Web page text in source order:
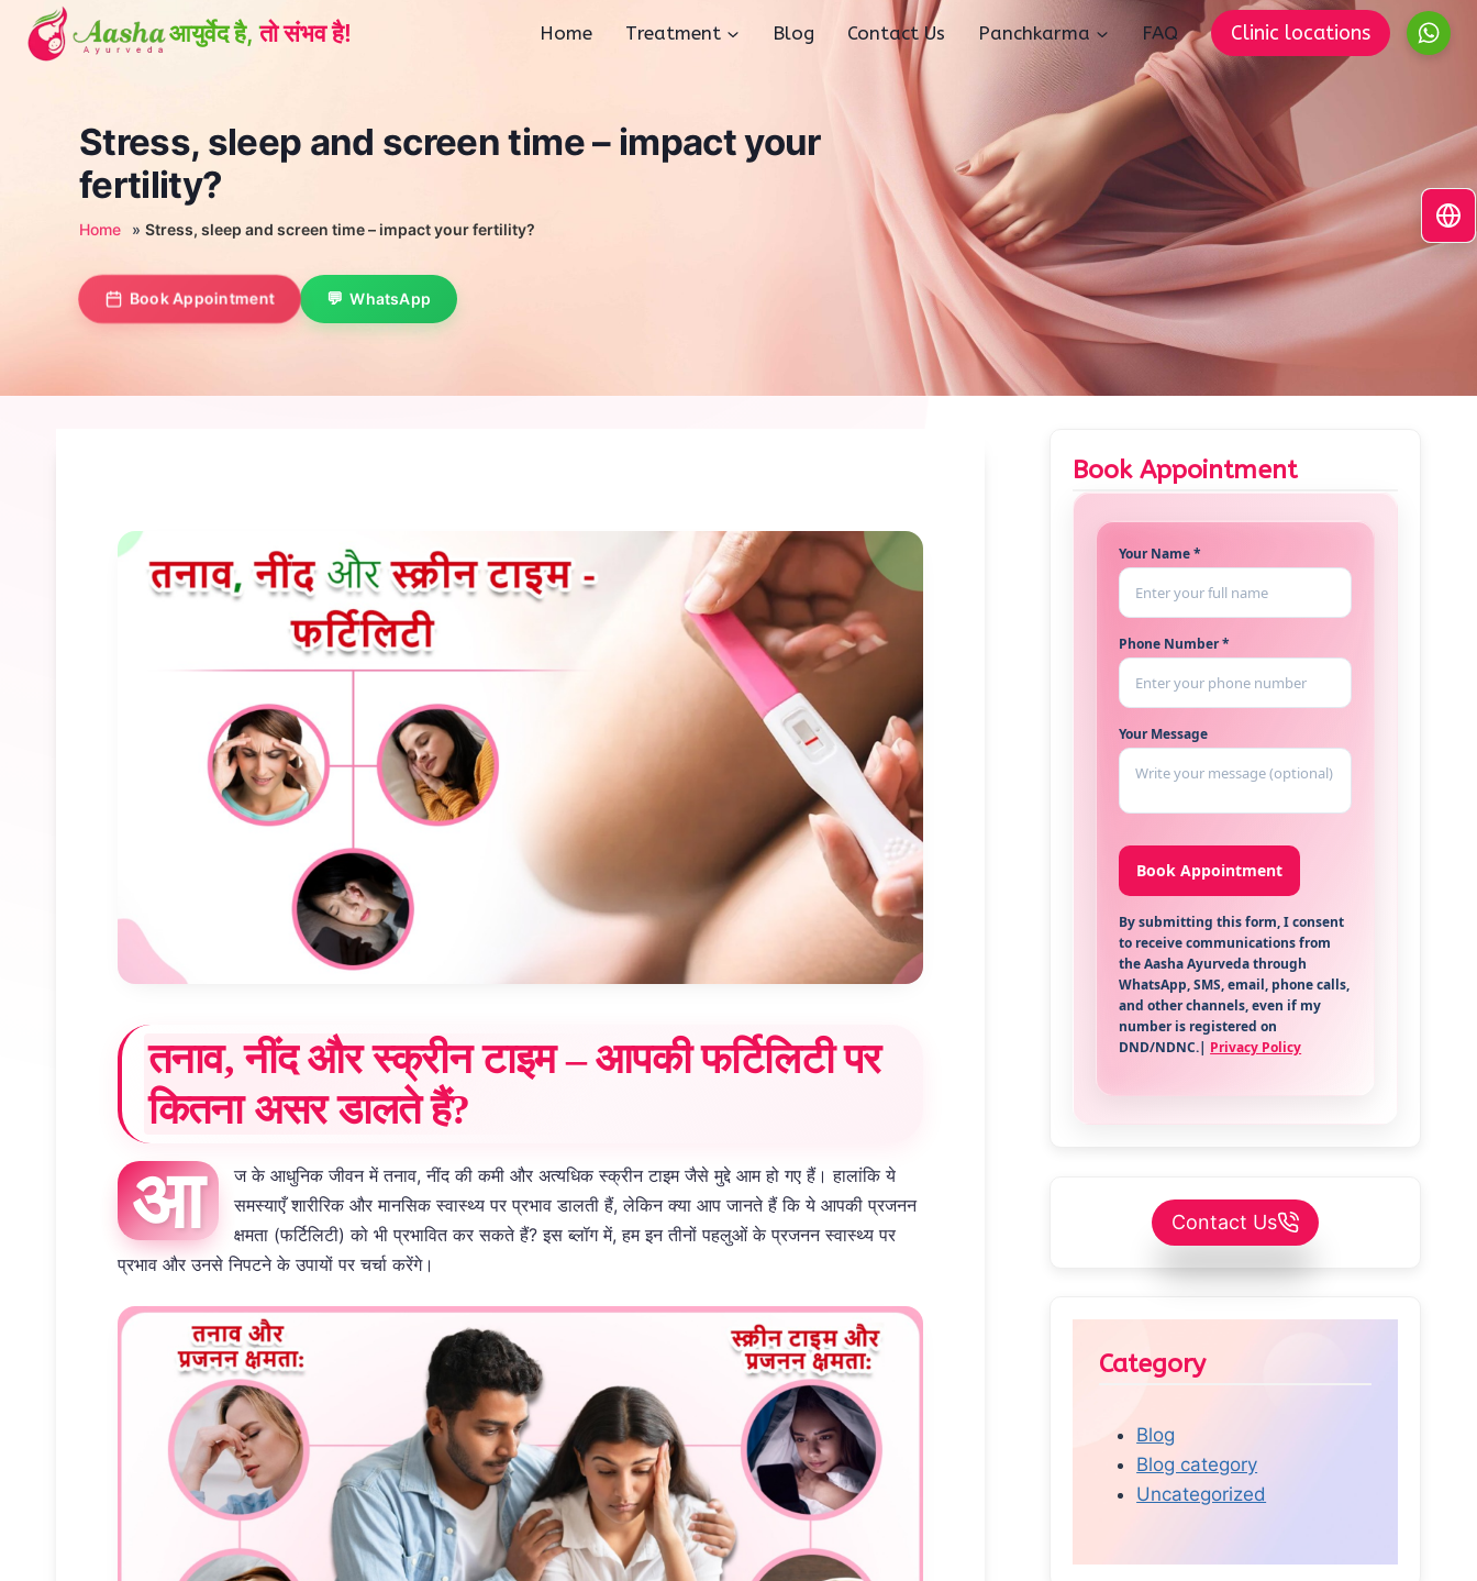
Home Treatment Blog Contact Us Panchkarma FAQ Clinic locations
Stress, sleep and screen time – impact your
fertility?
Home » Stress, sleep and screen time – impact your fertility?
Book Appointment WhatsApp
तनाव, नींद और स्क्रीन टाइम – आपकी फर्टिलिटी पर
कितना असर डालते हैं?
आ
ज के आधुनिक जीवन में तनाव, नींद की कमी और अत्यधिक स्क्रीन टाइम जैसे मुद्दे आम हो गए हैं। हालांकि ये
समस्याएँ शारीरिक और मानसिक स्वास्थ्य पर प्रभाव डालती हैं, लेकिन क्या आप जानते हैं कि ये आपकी प्रजनन
क्षमता (फर्टिलिटी) को भी प्रभावित कर सकते हैं? इस ब्लॉग में, हम इन तीनों पहलुओं के प्रजनन स्वास्थ्य पर
प्रभाव और उनसे निपटने के उपायों पर चर्चा करेंगे।
Book Appointment
Your Name *
Phone Number *
Your Message
By submitting this form, I consent
to receive communications from
the Aasha Ayurveda through
WhatsApp, SMS, email, phone calls,
and other channels, even if my
number is registered on
DND/NDNC.| Privacy Policy
Contact Us
Category
Blog
Blog category
Uncategorized